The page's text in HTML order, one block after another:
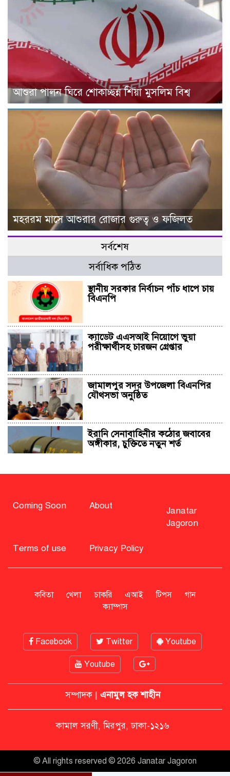
আশুরা পালন ঘিরে শোকাচ্ছন্ন শিয়া মুসলিম বিশ্ব
মহররম মাসে আশুরার রোজার গুরুত্ব ও ফজিলত
সর্বশেষ
সর্বাধিক পঠিত
স্থানীয় সরকার নির্বাচন পাঁচ ধাপে চায়
বিএনপি
ক্যাডেট এএসআই নিয়োগে ভুয়া
পরীক্ষার্থীসহ চারজন গ্রেপ্তার
জামালপুর সদর উপজেলা বিএনপির
যৌথসভা অনুষ্ঠিত
ইরানি সেনাবাহিনীর কঠোর জবাবের
অঙ্গীকার, চুক্তিতে নতুন শর্ত
বিএনপি নিয়ে জামায়াতের মন্তব্যে
এনসিপি
সাহাবুদ্দিন
মশার কয়েল জ্বালাতে বিস্ফোরণে দগ্ধ
পোশাকশ্রমিক দম্পতি
নিট প্রশ্নফাঁস নিয়ে নীরবতা ভাঙলেন
মোদি, আন্দোলন অব্যাহত ভারতে
ডিসেম্বরে দেশে ফেরার ঘোষণা শেখ
Coming Soon About
Janatar
Jagoron
Terms of use Privacy Policy
কবিতা খেলা চাকরি এআই টিপস
গান
ক্যাম্পাস
Facebook Twitter Youtube
Youtube
সম্পাদক | এনামুল হক শাহীন
কামাল সরণী, মিরপুর, ঢাকা-১২১৬
© All rights reserved © 2026 Janatar Jagoron